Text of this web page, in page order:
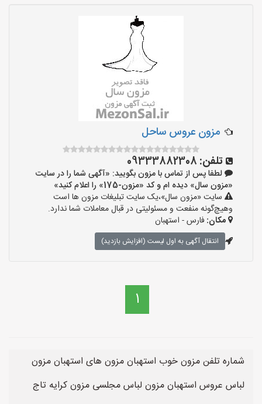
مزون عروس ساحل
تلفن: 09333882308
لطفا پس از تماس با مزون بگویید: «آگهی شما را در سایت
«مزون سال» دیده ام و کد «مزون-175» را اعلام کنید»
سایت «مزون سال»،یک سایت تبلیغات مزون ها است
وهیچ‌گونه منفعت و مسئولیتی در قبال معاملات شما ندارد.
مکان: فارس - استهبان
انتقال آگهی به اول لیست (افزایش بازدید)
1
شماره تلفن مزون خوب استهبان مزون های استهبان مزون
لباس عروس استهبان مزون لباس مجلسی مزون کرایه تاج